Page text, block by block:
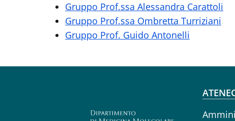
Gruppo Prof.ssa Alessandra Carattoli
Gruppo Prof.ssa Ombretta Turriziani
Gruppo Prof. Guido Antonelli